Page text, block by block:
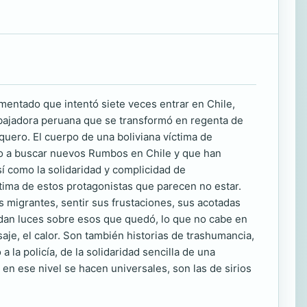
que intentó siete veces entrar en Chile,
peruana que se transformó en regenta de
El cuerpo de una boliviana víctima de
buscar nuevos Rumbos en Chile y que han
como la solidaridad y complicidad de
de estos protagonistas que parecen no estar.
sentir sus frustaciones, sus acotadas
luces sobre esos que quedó, lo que no cabe en
el calor. Son también historias de trashumancia,
la policía, de la solidaridad sencilla de una
ese nivel se hacen universales, son las de sirios